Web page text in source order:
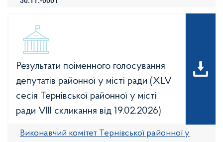
Результати поіменного голосування
депутатів районної у місті ради (XLV
сесія Тернівської районної у місті
ради VIIІ скликання від 19.02.2026)
Виконавчий комітет Тернівської районної у